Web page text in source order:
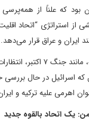
بود که علناً از
از استراتژی “اتحاد
ایران و عراق قرار می‌دهد.
با تغییرات اخیر در
اسرائیل در حال
اهرمی علیه ترکیه و
یک اتحاد بالقوه جدید